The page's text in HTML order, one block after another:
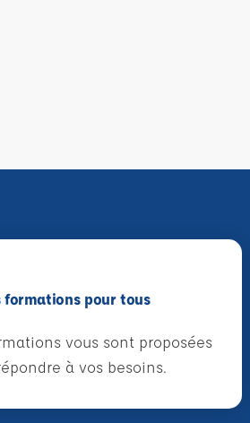
formations pour tous
vous sont proposées
à vos besoins.